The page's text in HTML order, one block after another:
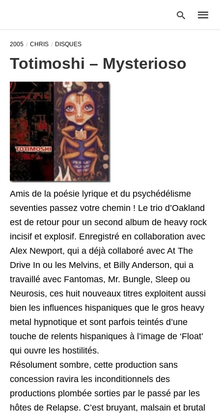
2005 CHRIS DISQUES
Totimoshi – Mysterioso
Amis de la poésie lyrique et du psychédélisme
seventies passez votre chemin ! Le trio d’Oakland
est de retour pour un second album de heavy rock
incisif et explosif. Enregistré en collaboration avec
Alex Newport, qui a déjà collaboré avec At The
Drive In ou les Melvins, et Billy Anderson, qui a
travaillé avec Fantomas, Mr. Bungle, Sleep ou
Neurosis, ces huit nouveaux titres exploitent aussi
bien les influences hispaniques que le gros heavy
metal hypnotique et sont parfois teintés d’une
touche de relents hispaniques à l’image de ‘Float’
qui ouvre les hostilités.
Résolument sombre, cette production sans
concession ravira les inconditionnels des
productions plombée sorties par le passé par les
hôtes de Relapse. C’est bruyant, malsain et brutal